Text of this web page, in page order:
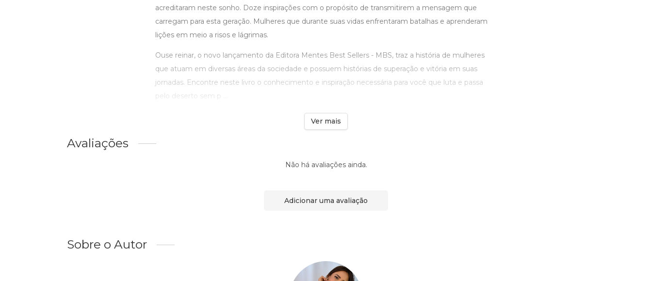
acreditaram neste sonho. Doze inspirações com o propósito de transmitirem a mensagem que
carregam para esta geração. Mulheres que durante suas vidas enfrentaram batalhas e aprenderam
lições em meio a risos e lágrimas.
Ouse reinar, o novo lançamento da Editora Mentes Best Sellers - MBS, traz a história de mulheres
que atuam em diversas áreas da sociedade e possuem histórias de superação e vitória em suas
jornadas. Encontre neste livro o conhecimento e inspiração necessária para você que luta e passa
pelo deserto sem p ...
Ver mais
Avaliações
Não há avaliações ainda.
Adicionar uma avaliação
Sobre o Autor